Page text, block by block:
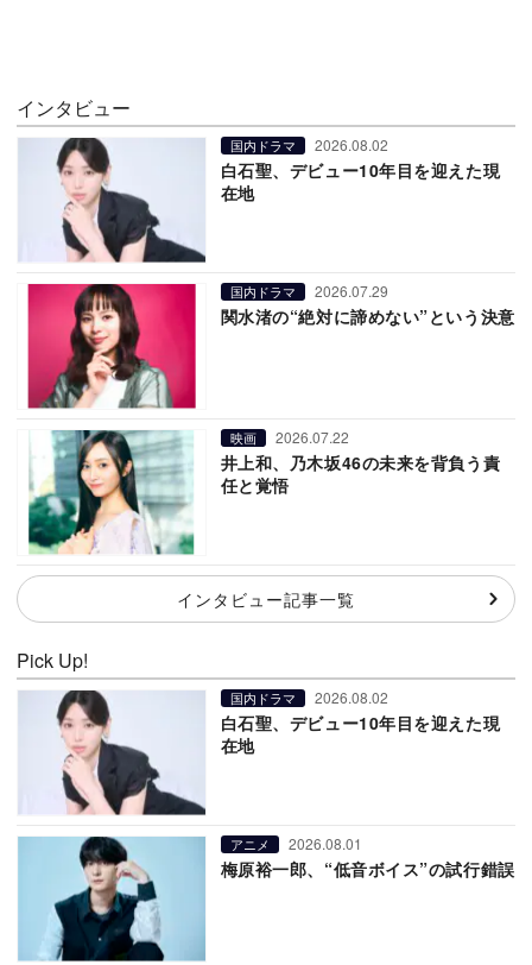
インタビュー
国内ドラマ 2026.08.02
白石聖、デビュー10年目を迎えた現
在地
国内ドラマ 2026.07.29
関水渚の“絶対に諦めない”という決意
映画 2026.07.22
井上和、乃木坂46の未来を背負う責
任と覚悟
インタビュー記事一覧
Pick Up!
国内ドラマ 2026.08.02
白石聖、デビュー10年目を迎えた現
在地
アニメ 2026.08.01
梅原裕一郎、“低音ボイス”の試行錯誤